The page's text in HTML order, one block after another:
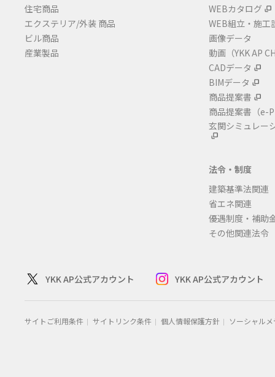
住宅商品
エクステリア/外装 商品
ビル商品
産業製品
WEBカタログ
WEB組立・施工
画像データ
動画（YKK AP
CADデータ
BIMデータ
商品提案書
商品提案書 （
玄関シミュレー
法令・制度
建築基準法関連
省エネ関連
優遇制度・補助
その他関連法令
YKK AP公式アカウント YKK AP公式アカウント
サイトご利用条件 サイトリンク条件 個人情報保護方針 ソーシャル